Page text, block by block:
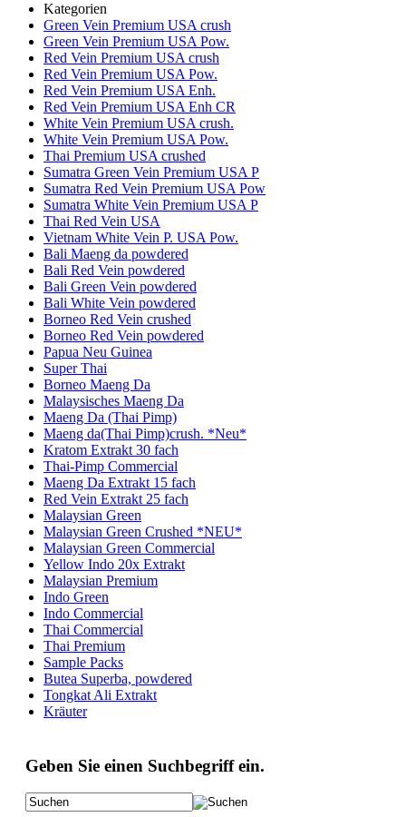
Kategorien
Green Vein Premium USA crush
Green Vein Premium USA Pow.
Red Vein Premium USA crush
Red Vein Premium USA Pow.
Red Vein Premium USA Enh.
Red Vein Premium USA Enh CR
White Vein Premium USA crush.
White Vein Premium USA Pow.
Thai Premium USA crushed
Sumatra Green Vein Premium USA P
Sumatra Red Vein Premium USA Pow
Sumatra White Vein Premium USA P
Thai Red Vein USA
Vietnam White Vein P. USA Pow.
Bali Maeng da powdered
Bali Red Vein powdered
Bali Green Vein powdered
Bali White Vein powdered
Borneo Red Vein crushed
Borneo Red Vein powdered
Papua Neu Guinea
Super Thai
Borneo Maeng Da
Malaysisches Maeng Da
Maeng Da (Thai Pimp)
Maeng da(Thai Pimp)crush. *Neu*
Kratom Extrakt 30 fach
Thai-Pimp Commercial
Maeng Da Extrakt 15 fach
Red Vein Extrakt 25 fach
Malaysian Green
Malaysian Green Crushed *NEU*
Malaysian Green Commercial
Yellow Indo 20x Extrakt
Malaysian Premium
Indo Green
Indo Commercial
Thai Commercial
Thai Premium
Sample Packs
Butea Superba, powdered
Tongkat Ali Extrakt
Kräuter
Geben Sie einen Suchbegriff ein.